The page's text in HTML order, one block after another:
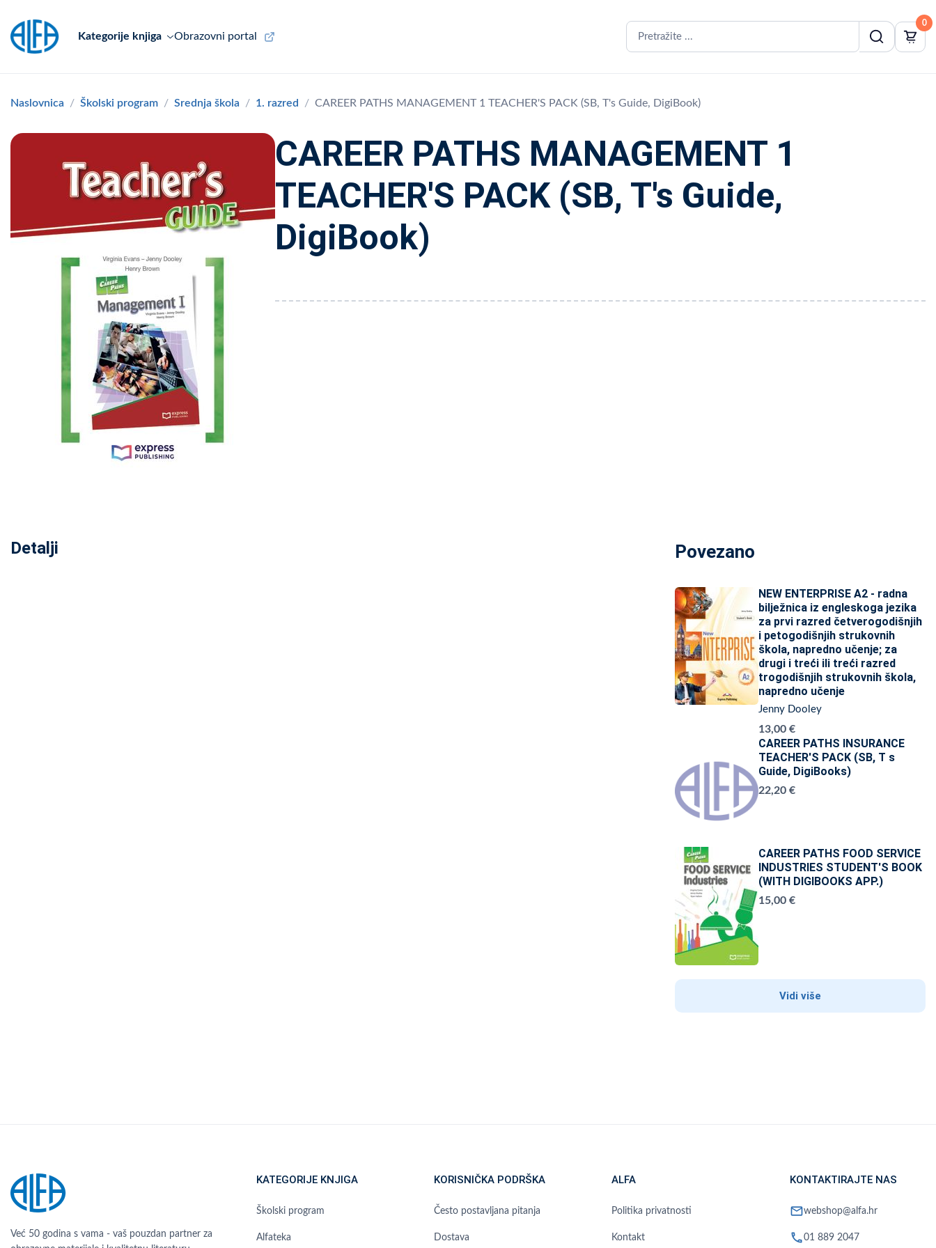
Kategorije knjiga Obrazovni portal
0
Naslovnica Školski program Srednja škola 1. razred CAREER PATHS MANAGEMENT 1 TEACHER'S PACK (SB, T's Guide, DigiBook)
CAREER PATHS MANAGEMENT 1
TEACHER'S PACK (SB, T's Guide,
DigiBook)
Detalji Povezano
NEW ENTERPRISE A2 - radna
bilježnica iz engleskoga jezika
za prvi razred četverogodišnjih
i petogodišnjih strukovnih
škola, napredno učenje; za
drugi i treći ili treći razred
trogodišnjih strukovnih škola,
napredno učenje
Jenny Dooley
13,00 €
CAREER PATHS INSURANCE
TEACHER'S PACK (SB, T s
Guide, DigiBooks)
22,20 €
CAREER PATHS FOOD SERVICE
INDUSTRIES STUDENT'S BOOK
(WITH DIGIBOOKS APP.)
15,00 €
Vidi više
Već 50 godina s vama - vaš pouzdan partner za
KATEGORIJE KNJIGA
Školski program
Alfateka
KORISNIČKA PODRŠKA
Često postavljana pitanja
Dostava
ALFA
Politika privatnosti
Kontakt
KONTAKTIRAJTE NAS
mailwebshop@alfa.hr
phone01 889 2047